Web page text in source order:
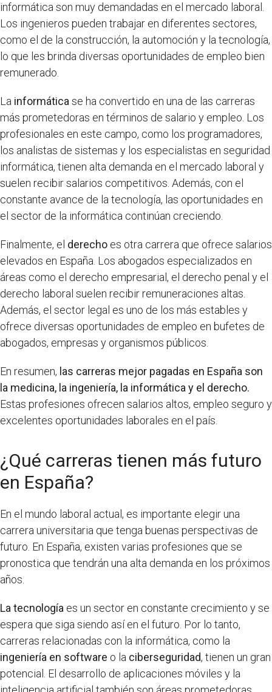
informática son muy demandadas en el mercado laboral.
Los ingenieros pueden trabajar en diferentes sectores,
como el de la construcción, la automoción y la tecnología,
lo que les brinda diversas oportunidades de empleo bien
remunerado.
La informática se ha convertido en una de las carreras
más prometedoras en términos de salario y empleo. Los
profesionales en este campo, como los programadores,
los analistas de sistemas y los especialistas en seguridad
informática, tienen alta demanda en el mercado laboral y
suelen recibir salarios competitivos. Además, con el
constante avance de la tecnología, las oportunidades en
el sector de la informática continúan creciendo.
Finalmente, el derecho es otra carrera que ofrece salarios
elevados en España. Los abogados especializados en
áreas como el derecho empresarial, el derecho penal y el
derecho laboral suelen recibir remuneraciones altas.
Además, el sector legal es uno de los más estables y
ofrece diversas oportunidades de empleo en bufetes de
abogados, empresas y organismos públicos.
En resumen, las carreras mejor pagadas en España son
la medicina, la ingeniería, la informática y el derecho.
Estas profesiones ofrecen salarios altos, empleo seguro y
excelentes oportunidades laborales en el país.
¿Qué carreras tienen más futuro
en España?
En el mundo laboral actual, es importante elegir una
carrera universitaria que tenga buenas perspectivas de
futuro. En España, existen varias profesiones que se
pronostica que tendrán una alta demanda en los próximos
años.
La tecnología es un sector en constante crecimiento y se
espera que siga siendo así en el futuro. Por lo tanto,
carreras relacionadas con la informática, como la
ingeniería en software o la ciberseguridad, tienen un gran
potencial. El desarrollo de aplicaciones móviles y la